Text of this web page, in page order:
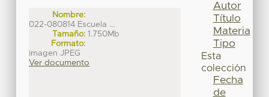
Nombre:
022-080814 Escuela ...
Tamaño: 1.750Mb
Formato:
imagen JPEG
Ver documento
Autor
Título
Materia
Tipo
Esta
colección
Fecha
de